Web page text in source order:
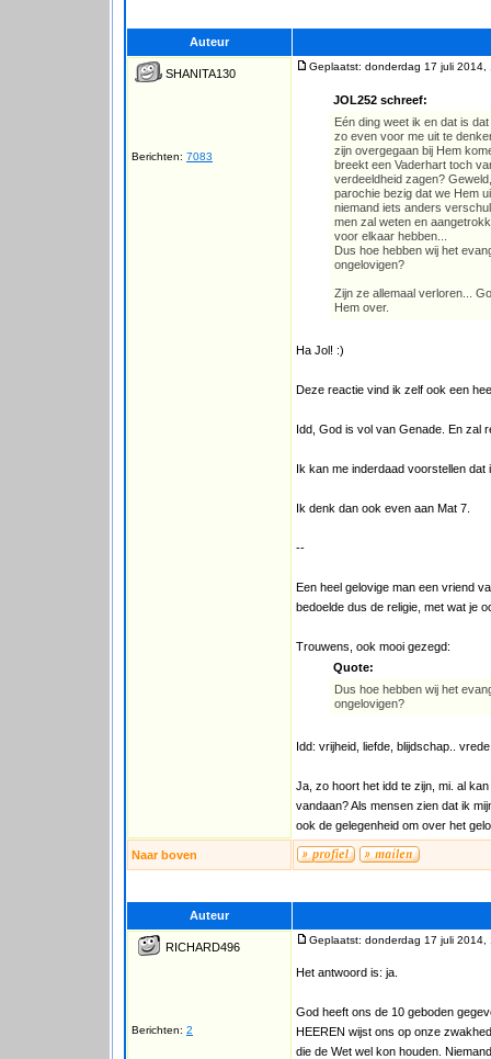
Auteur
SHANITA130
Berichten: 7083
Geplaatst: donderdag 17 juli 2014,
JOL252 schreef:
Eén ding weet ik en dat is
zo even voor me uit te
zijn overgegaan bij Hem
breekt een Vaderhart toch
verdeeldheid zagen?
parochie bezig dat we Hem
niemand iets anders
men zal weten en
voor elkaar hebben...
Dus hoe hebben wij het
ongelovigen?
Zijn ze allemaal verloren...
Hem over.
Ha Jol! :)
Deze reactie vind ik zelf ook een
Idd, God is vol van Genade. En zal
Ik kan me inderdaad voorstellen
Ik denk dan ook even aan Mat 7.
--
Een heel gelovige man een vriend
bedoelde dus de religie, met wat je
Trouwens, ook mooi gezegd:
Quote:
Dus hoe hebben wij het
ongelovigen?
Idd: vrijheid, liefde, blijdschap..
Ja, zo hoort het idd te zijn, mi. al
vandaan? Als mensen zien dat ik
ook de gelegenheid om over het
Naar boven
Auteur
RICHARD496
Berichten: 2
Geplaatst: donderdag 17 juli 2014,
Het antwoord is: ja.
God heeft ons de 10 geboden
HEEREN wijst ons op onze
die de Wet wel kon houden.